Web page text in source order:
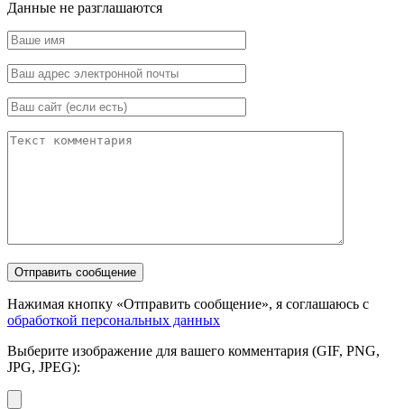
Данные не разглашаются
Нажимая кнопку «Отправить сообщение», я соглашаюсь с
обработкой персональных данных
Выберите изображение для вашего комментария (GIF, PNG,
JPG, JPEG):